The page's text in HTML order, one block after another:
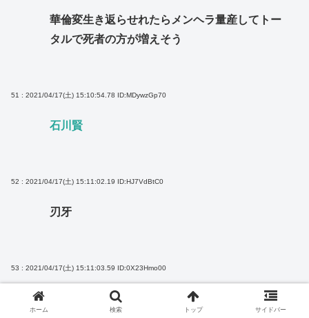
華倫変生き返らせれたらメンヘラ量産してトー
タルで死者の方が増えそう
51 : 2021/04/17(土) 15:10:54.78 ID:MDywzGp70
石川賢
52 : 2021/04/17(土) 15:11:02.19 ID:HJ7VdBtC0
刃牙
53 : 2021/04/17(土) 15:11:03.59 ID:0X23Hmo00
いたずらなキッスの人
ホーム 検索 トップ サイドバー